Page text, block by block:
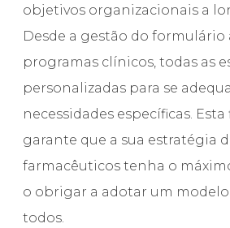
objetivos organizacionais a
Desde a gestão do formulário
programas clínicos, todas as
personalizadas para se
necessidades específicas.
garante que a sua estratégia
farmacêuticos tenha o
o obrigar a adotar um
todos.